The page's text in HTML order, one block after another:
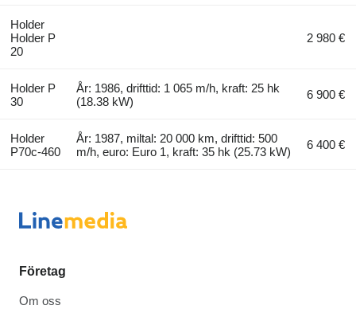
Holder
Holder P
20
2 980 €
Holder P
30
År: 1986, drifttid: 1 065 m/h, kraft: 25 hk
(18.38 kW)
6 900 €
Holder
P70c-460
År: 1987, miltal: 20 000 km, drifttid: 500
m/h, euro: Euro 1, kraft: 35 hk (25.73 kW)
6 400 €
Företag
Om oss